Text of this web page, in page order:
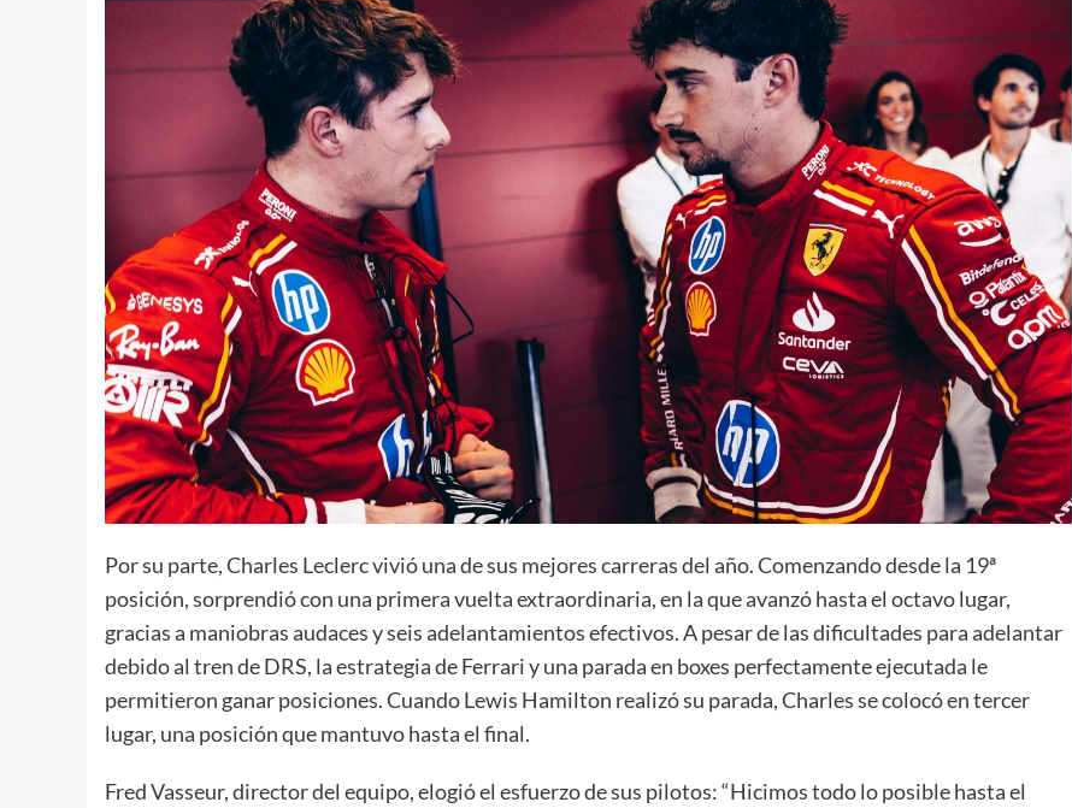
Por su parte, Charles Leclerc vivió una de sus mejores carreras del año. Comenzando desde la 19ª
posición, sorprendió con una primera vuelta extraordinaria, en la que avanzó hasta el octavo lugar,
gracias a maniobras audaces y seis adelantamientos efectivos. A pesar de las dificultades para adelantar
debido al tren de DRS, la estrategia de Ferrari y una parada en boxes perfectamente ejecutada le
permitieron ganar posiciones. Cuando Lewis Hamilton realizó su parada, Charles se colocó en tercer
lugar, una posición que mantuvo hasta el final.
Fred Vasseur, director del equipo, elogió el esfuerzo de sus pilotos: “Hicimos todo lo posible hasta el